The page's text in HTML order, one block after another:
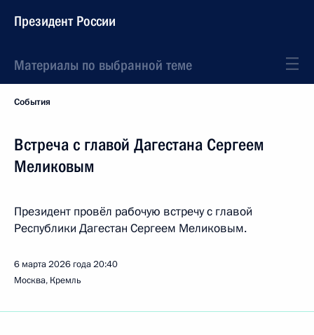
Президент России
Материалы по выбранной теме
События
Встреча с главой Дагестана Сергеем
Меликовым
Президент провёл рабочую встречу с главой
Республики Дагестан Сергеем Меликовым.
6 марта 2026 года20:40
Москва, Кремль